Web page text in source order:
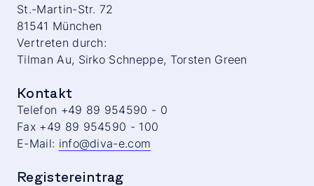
Über uns
Insights
Karriere
St.-Martin-Str. 72
81541 München
Vertreten durch:
Tilman Au, Sirko Schneppe, Torsten Green
Kontakt
Telefon +49 89 954590 - 0
Fax +49 89 954590 - 100
E-Mail: info@diva-e.com
Registereintrag